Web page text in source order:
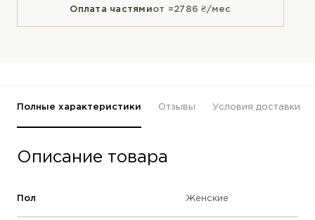
Оплата частямиот ≈2786 ₴/мес
Полные характеристики Отзывы Условия доставки
Описание товара
Пол Женские